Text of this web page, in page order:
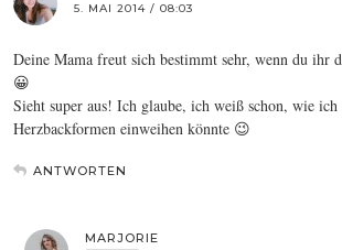
5. MAI 2014 / 08:03
Deine Mama freut sich bestimmt sehr, wenn du ihr
😀
Sieht super aus! Ich glaube, ich weiß schon, wie ich
Herzbackformen einweihen könnte 😉
ANTWORTEN
MARJORIE